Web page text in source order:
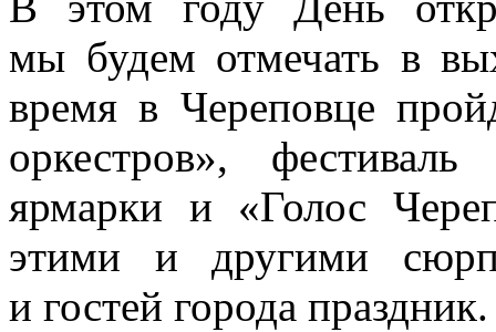
мы будем отмечать в
время в Череповце
оркестров»,
ярмарки и «Голос
этими и другими
и гостей города праздник.